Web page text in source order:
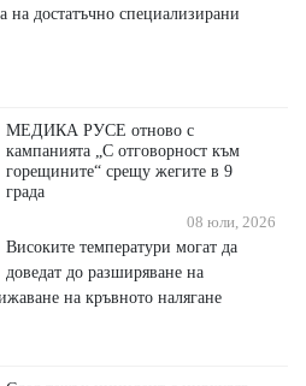
на достатъчно специализирани
МЕДИКА РУСЕ отново с
кампанията „С отговорност към
горещините“ срещу жегите в 9
града
08 юли, 2026
Високите температури могат да
доведат до разширяване на
на кръвното налягане